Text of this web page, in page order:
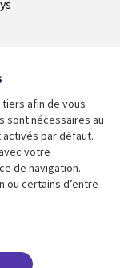
et
afin de vous
sont nécessaires au
par défaut.
votre
de navigation.
ou certains d’entre